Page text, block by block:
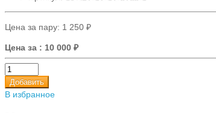
Цена за пару: 1 250 ₽
Цена за : 10 000 ₽
Добавить
В избранное